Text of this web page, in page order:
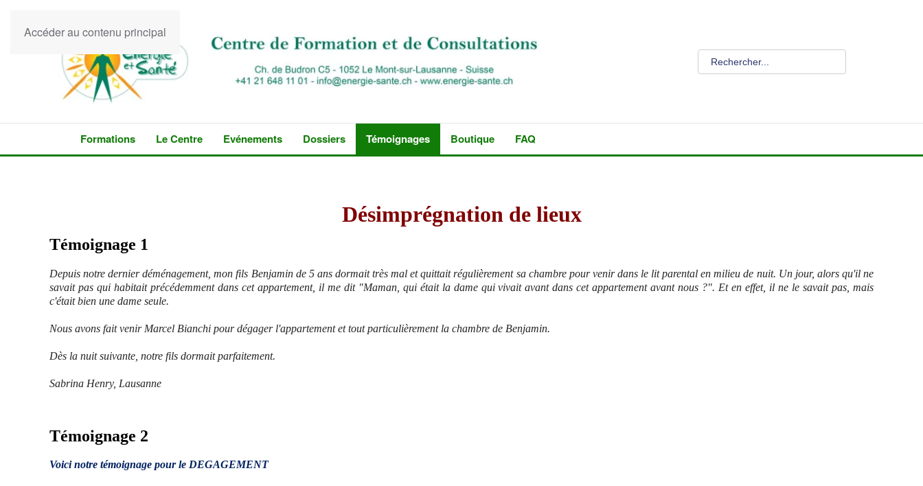
Accéder au contenu principal
Formations Le Centre Evénements Dossiers Témoignages Boutique FAQ
Désimprégnation de lieux
Témoignage 1
Depuis notre dernier déménagement, mon fils Benjamin de 5 ans dormait très mal et quittait régulièrement sa chambre pour venir dans le lit parental en milieu de nuit. Un jour, alors qu'il ne
savait pas qui habitait précédemment dans cet appartement, il me dit "Maman, qui était la dame qui vivait avant dans cet appartement avant nous ?". Et en effet, il ne le savait pas, mais
c'était bien une dame seule.
Nous avons fait venir Marcel Bianchi pour dégager l'appartement et tout particulièrement la chambre de Benjamin.
Dès la nuit suivante, notre fils dormait parfaitement.
Sabrina Henry, Lausanne
Témoignage 2
Voici notre témoignage pour le DEGAGEMENT